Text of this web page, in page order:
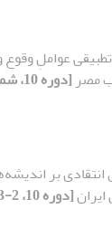
عواملِ وقوع
مصر
بر